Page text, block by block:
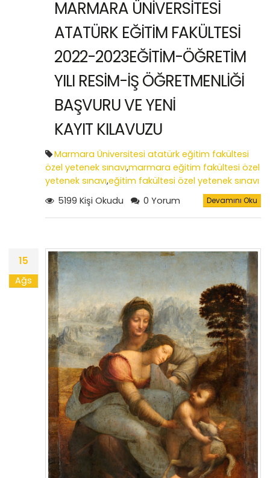
MARMARA ÜNİVERSİTESİ
ATATÜRK EĞİTİM FAKÜLTESİ
2022-2023EĞİTİM-ÖĞRETİM
YILI RESİM-İŞ ÖĞRETMENLİĞİ
BAŞVURU VE YENİ
KAYIT KILAVUZU
Marmara Üniversitesi atatürk eğitim fakültesi
özel yetenek sınavı,marmara eğitim fakültesi özel
yetenek sınavı,eğitim fakültesi özel yetenek sınavı
sonuçları, özel yetenek sınavıı tarihleri
5199 Kişi Okudu 0 Yorum Devamını Oku
15
Ağs